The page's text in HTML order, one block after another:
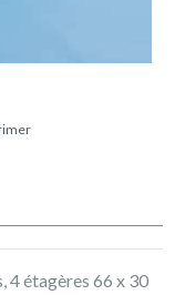
4 étagères 66 x 30